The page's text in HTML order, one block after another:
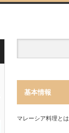
基本情報
マレーシア料理とは